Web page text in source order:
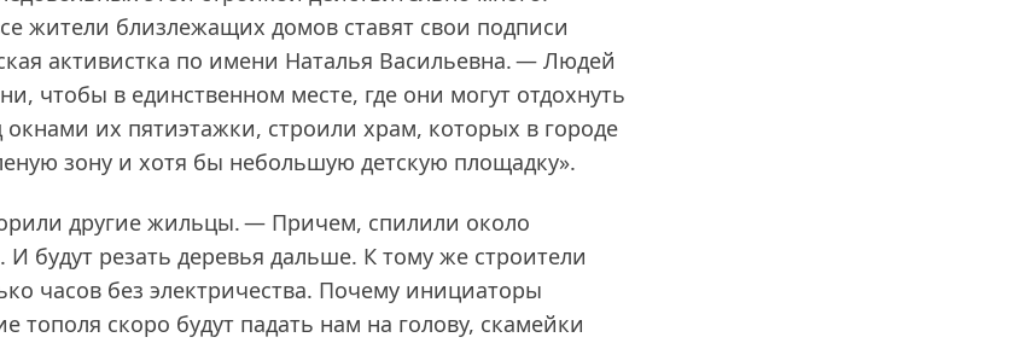
жители близлежащих домов ставят свои подписи
активистка по имени Наталья Васильевна. — Людей
чтобы в единственном месте, где они могут отдохнуть
их пятиэтажки, строили храм, которых в городе
зону и хотя бы небольшую детскую площадку».
другие жильцы. — Причем, спилили около
будут резать деревья дальше. К тому же строители
часов без электричества. Почему инициаторы
скоро будут падать нам на голову, скамейки